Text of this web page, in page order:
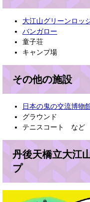
大江山グリーンロッ
バンガロー
童子荘
キャンプ場
その他の施設
日本の鬼の交流博物
グラウンド
テニスコート など
丹後天橋立大江
プ